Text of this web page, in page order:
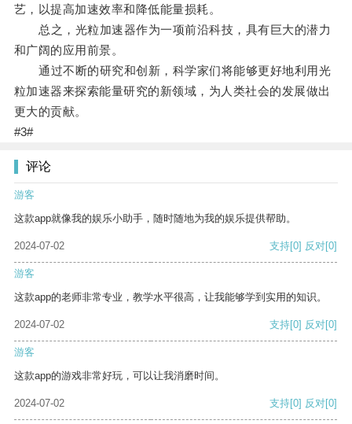
艺，以提高加速效率和降低能量损耗。
总之，光粒加速器作为一项前沿科技，具有巨大的潜力
和广阔的应用前景。
通过不断的研究和创新，科学家们将能够更好地利用光
粒加速器来探索能量研究的新领域，为人类社会的发展做出
更大的贡献。
#3#
评论
游客
这款app就像我的娱乐小助手，随时随地为我的娱乐提供帮助。
2024-07-02 支持[0] 反对[0]
游客
这款app的老师非常专业，教学水平很高，让我能够学到实用的知识。
2024-07-02 支持[0] 反对[0]
游客
这款app的游戏非常好玩，可以让我消磨时间。
2024-07-02 支持[0] 反对[0]